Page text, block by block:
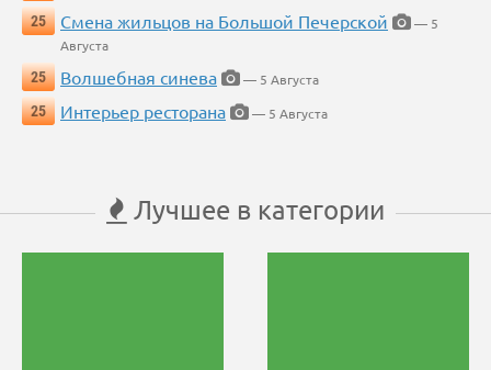
25
Смена жильцов на Большой Печерской
— 5
Августа
25
Волшебная синева
— 5 Августа
25
Интерьер ресторана — 5 Августа
Лучшее в категории